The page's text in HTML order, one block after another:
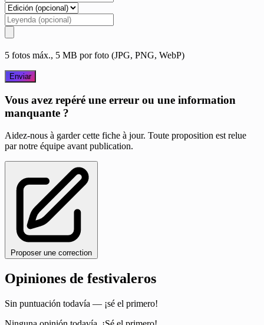
5 fotos máx., 5 MB por foto (JPG, PNG, WebP)
Enviar
Vous avez repéré une erreur ou une information
manquante ?
Aidez-nous à garder cette fiche à jour. Toute proposition est relue
par notre équipe avant publication.
Proposer une correction
Opiniones de festivaleros
Sin puntuación todavía — ¡sé el primero!